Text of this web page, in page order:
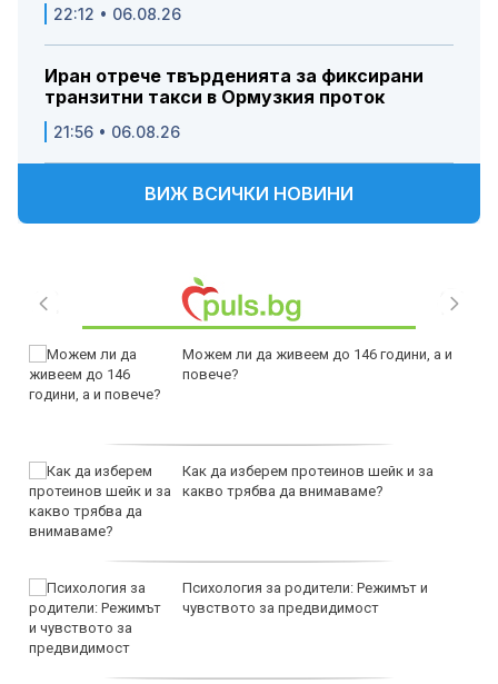
22:12 • 06.08.26
Иран отрече твърденията за фиксирани
транзитни такси в Ормузкия проток
21:56 • 06.08.26
ВИЖ ВСИЧКИ НОВИНИ
Можем ли да живеем до 146 години, а и
повече?
Как да изберем протеинов шейк и за
какво трябва да внимаваме?
Психология за родители: Режимът и
чувството за предвидимост